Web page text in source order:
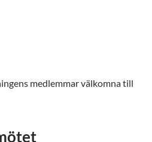
medlemmar välkomna till